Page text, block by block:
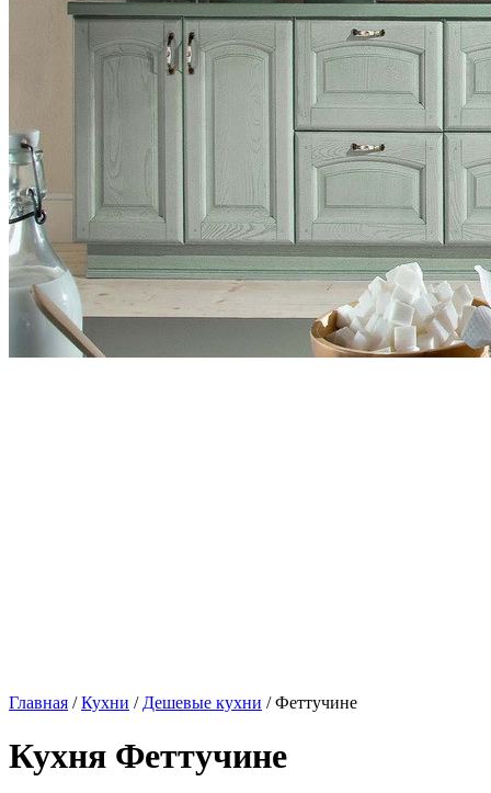
Главная /Кухни / Дешевые кухни / Феттучине
Кухня Феттучине